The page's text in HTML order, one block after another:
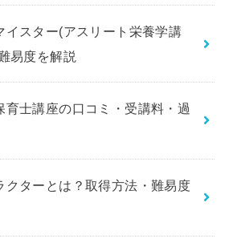
イスター(アスリート栄養学講
易度を解説
育士講座の口コミ・受講料・過
クターとは？取得方法・難易度